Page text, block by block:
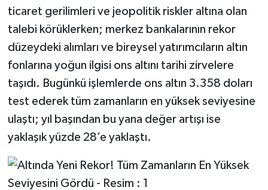
ticaret gerilimleri ve jeopolitik riskler altına olan
talebi körüklerken; merkez bankalarının rekor
düzeydeki alımları ve bireysel yatırımcıların altın
fonlarına yoğun ilgisi ons altını tarihi zirvelere
taşıdı. Bugünkü işlemlerde ons altın 3.358 doları
test ederek tüm zamanların en yüksek seviyesine
ulaştı; yıl başından bu yana değer artışı ise
yaklaşık yüzde 28’e yaklaştı.